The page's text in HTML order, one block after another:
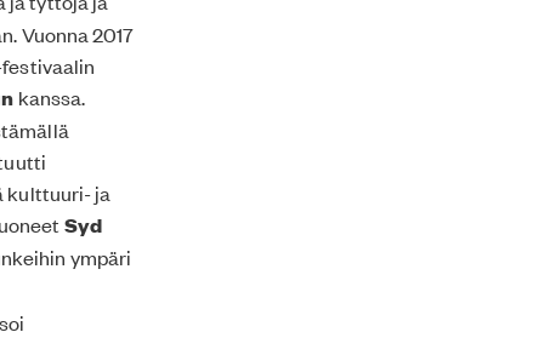
Vuonna 2017
kanssa.
kulttuuri- ja
Syd
ympäri